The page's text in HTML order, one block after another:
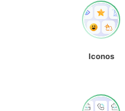
Iconos